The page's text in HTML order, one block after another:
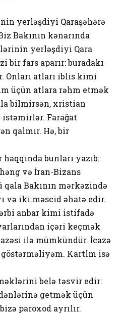
yerləşdiyi Qaraşəhərə
Bakının kənarında
yerləşdiyi Qara
bir fars aparır: buradakı
Onları atları iblis kimi
üçün atlara rəhm etmək
bilmirsən, xristian
Farağat
qalmır. Hə, bir
bunları yazıb:
və İran-Bizans
Bakının mərkəzində
və iki məscid əhatə edir.
anbar kimi istifadə
içəri keçmək
ilə mümkündür. İcazə
göstərməliyəm. Kartlm isə
belə təsvir edir:
getmək üçün
paroxod ayrılır.